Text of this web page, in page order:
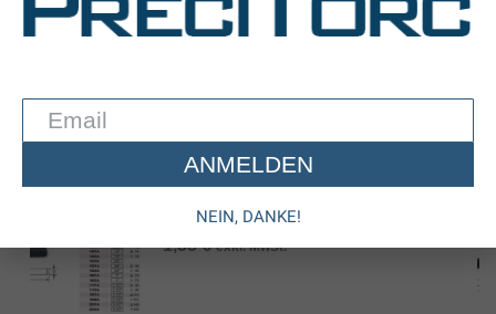
Verwandte Produkte
1701A, Stifte, Ko-ken
1,33€ exkl. MwSt.
ANMELDEN
NEIN, DANKE!